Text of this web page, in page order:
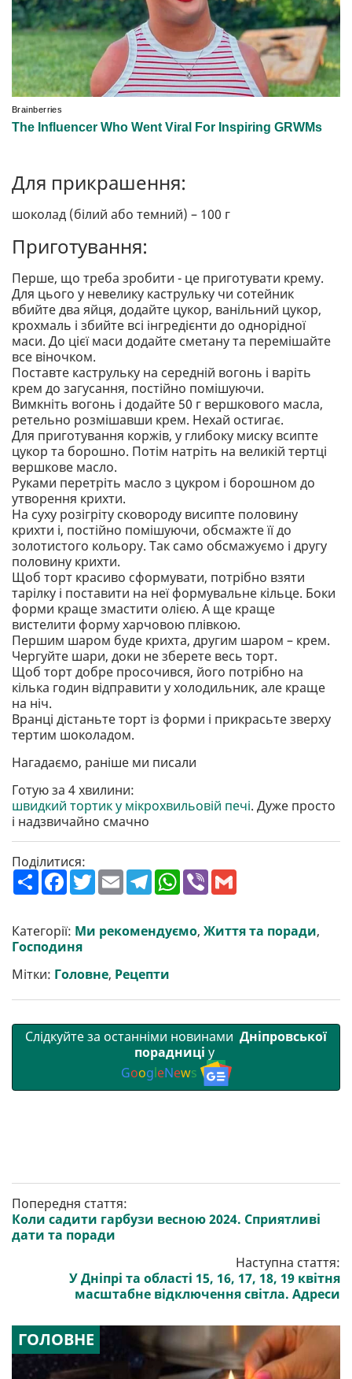
Для прикрашення:
шоколад (білий або темний) – 100 г
Приготування:
Перше, що треба зробити - це приготувати крему.
Для цього у невелику каструльку чи сотейник
вбийте два яйця, додайте цукор, ванільний цукор,
крохмаль і збийте всі інгредієнти до однорідної
маси. До цієї маси додайте сметану та перемішайте
все віночком.
Поставте каструльку на середній вогонь і варіть
крем до загусання, постійно помішуючи.
Вимкніть вогонь і додайте 50 г вершкового масла,
ретельно розмішавши крем. Нехай остигає.
Для приготування коржів, у глибоку миску всипте
цукор та борошно. Потім натріть на великій тертці
вершкове масло.
Руками перетріть масло з цукром і борошном до
утворення крихти.
На суху розігріту сковороду висипте половину
крихти і, постійно помішуючи, обсмажте її до
золотистого кольору. Так само обсмажуємо і другу
половину крихти.
Щоб торт красиво сформувати, потрібно взяти
тарілку і поставити на неї формувальне кільце. Боки
форми краще змастити олією. А ще краще
вистелити форму харчовою плівкою.
Першим шаром буде крихта, другим шаром – крем.
Чергуйте шари, доки не зберете весь торт.
Щоб торт добре просочився, його потрібно на
кілька годин відправити у холодильник, але краще
на ніч.
Вранці дістаньте торт із форми і прикрасьте зверху
тертим шоколадом.
Нагадаємо, раніше ми писали
Готую за 4 хвилини:
швидкий тортик у мікрохвильовій печі. Дуже просто
і надзвичайно смачно
Поділитися:
П
о
ш
р
и
т
F
a
c
b
o
o
T
w
e
E
m
a
l
T
e
g
r
W
h
a
s
A
V
b
r l
Категорії: Ми рекомендуємо, Життя та поради,
Господиня
Мітки: Головне, Рецепти
Слідкуйте за останніми новинами Дніпровської
порадниці у
GoogleNews
Попередня стаття:
Коли садити гарбузи весною 2024. Сприятливі
дати та поради
Наступна стаття:
У Дніпрі та області 15, 16, 17, 18, 19 квітня
масштабне відключення світла. Адреси
ГОЛОВНЕ